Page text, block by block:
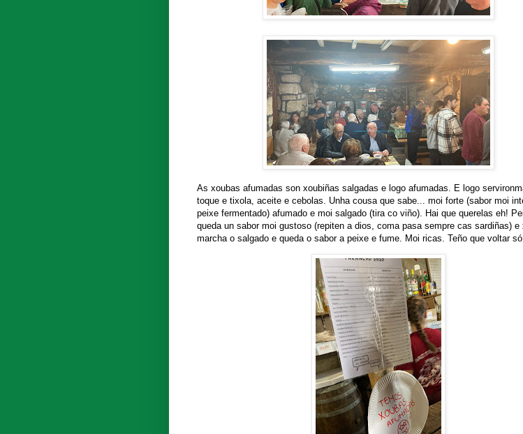
As xoubas afumadas son xoubiñas salgadas e logo afumadas. E logo
toque e tixola, aceite e cebolas. Unha cousa que sabe... moi forte (sabor moi
peixe fermentado) afumado e moi salgado (tira co viño). Hai que querelas eh!
queda un sabor moi gustoso (repiten a dios, coma pasa sempre cas sardiñas) e
marcha o salgado e queda o sabor a peixe e fume. Moi ricas. Teño que voltar só